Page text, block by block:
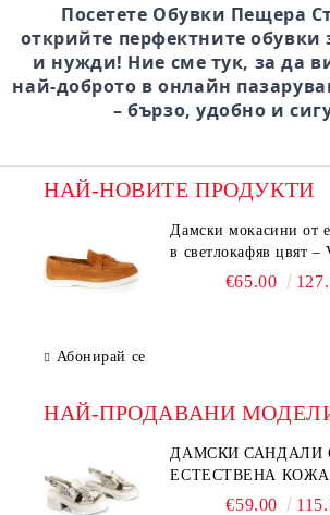
Посетете Обувки Пещера
открийте перфектните обувки
и нужди! Ние сме тук, за да
най-доброто в онлайн
– бързо, удобно и
НАЙ-НОВИТЕ ПРОДУКТИ
Дамски мокасини от
в светлокафяв цвят –
€65.00
Абонирай се
НАЙ-ПРОДАВАНИ
ДАМСКИ САНДАЛИ
ЕСТЕСТВЕНА
МОДЕЛ NOVA.
€59.00